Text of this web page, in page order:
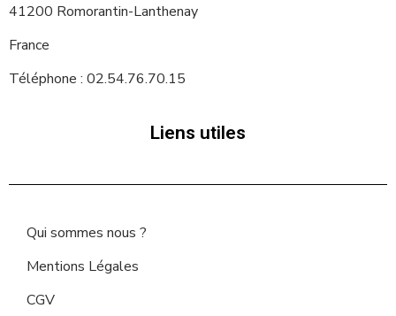
41200 Romorantin-Lanthenay
France
Téléphone : 02.54.76.70.15
Liens utiles
Qui sommes nous ?
Mentions Légales
CGV